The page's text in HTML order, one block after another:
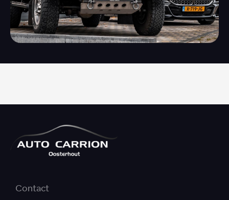
Contact